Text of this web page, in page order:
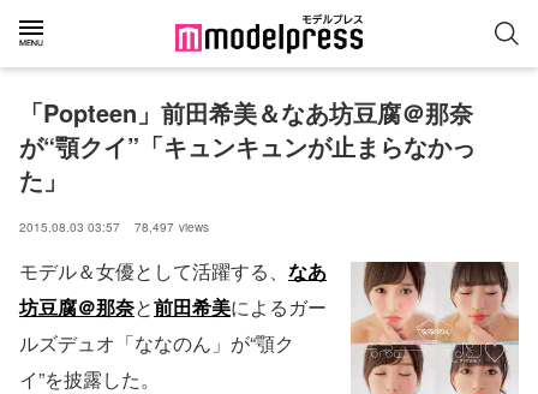
「Popteen」前田希美＆なあ坊豆腐＠那奈
が“顎クイ”「キュンキュンが止まらなかっ
た」
2015.08.03 03:57 78,497 views
モデル＆女優として活躍する、 なあ
坊豆腐＠那奈と前田希美によるガー
ルズデュオ「ななのん」が“顎ク
イ”を披露した。